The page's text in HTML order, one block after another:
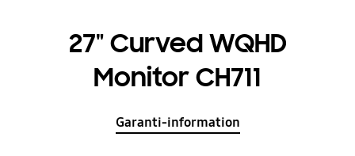
27" Curved WQHD
Monitor CH711
Garanti-information